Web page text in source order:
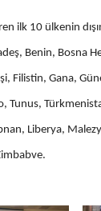
ilk 10 ülkenin
Benin, Bosna
Filistin, Gana,
Tunus,
Liberya,